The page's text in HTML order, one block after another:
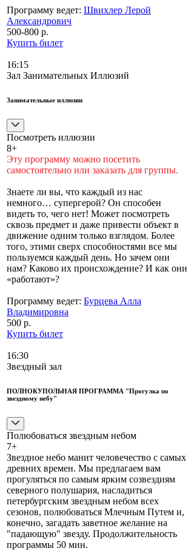
Программу ведет: Швихлер Лерой
Александрович
500-800 р.
Купить билет
16:15
Зал Занимательных Иллюзий
Занимательные иллюзии
Посмотреть иллюзии
8+
Эту программу можно посетить
самостоятельно или заказать для группы.
Знаете ли вы, что каждый из нас
немного… супергерой? Он способен
видеть то, чего нет! Может посмотреть
сквозь предмет и даже привести объект в
движение одним только взглядом. Более
того, этими сверх способностями все мы
пользуемся каждый день. Но зачем они
нам? Каково их происхождение? И как они
«работают»?
Программу ведет: Бурцева Алла
Владимировна
500 р.
Купить билет
16:30
Звездный зал
ПОЛНОКУПОЛЬНАЯ ПРОГРАММА "Прогулка по
звездному небу"
Полюбоваться звездным небом
7+
Звездное небо манит человечество с самых
древних времен. Мы предлагаем вам
прогуляться по самым ярким созвездиям
северного полушария, насладиться
петербургским звездным небом всех
сезонов, полюбоваться Млечным Путем и,
конечно, загадать заветное желание на
"падающую" звезду. Продолжительность
программы 50 мин.